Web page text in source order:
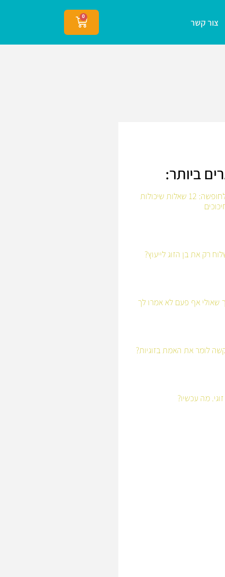
צור קשר
0
ביותר:
לפני שיוצאים לחופשה: 12 שאלות שיכולות
רק את בן הזוג לייעוץ?
שאולי אף פעם לא אמרו לך
לומר את האמת בזוגיות?
מה עכשיו?